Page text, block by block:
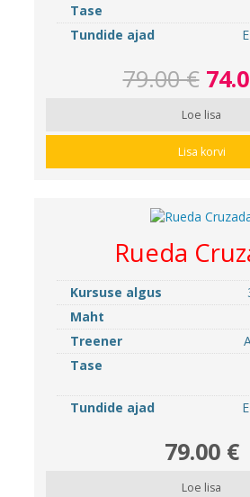
Tase
Tundide ajad
79.00 €
Loe lisa
Lisa korvi
Rueda
Kursuse algus
Maht
Treener
Tase
Tundide ajad
79.00 €
Loe lisa